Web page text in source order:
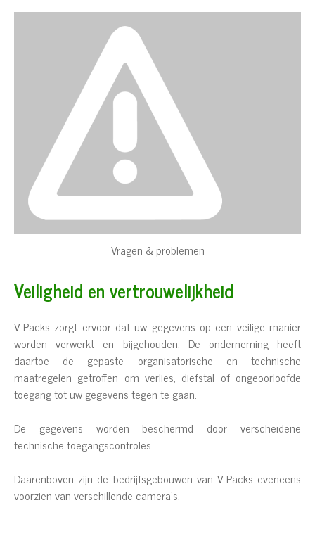
Vragen & problemen
Veiligheid en vertrouwelijkheid
V-Packs zorgt ervoor dat uw gegevens op een veilige manier
worden verwerkt en bijgehouden. De onderneming heeft
daartoe de gepaste organisatorische en technische
maatregelen getroffen om verlies, diefstal of ongeoorloofde
toegang tot uw gegevens tegen te gaan.
De gegevens worden beschermd door verscheidene
technische toegangscontroles.
Daarenboven zijn de bedrijfsgebouwen van V-Packs eveneens
voorzien van verschillende camera’s.